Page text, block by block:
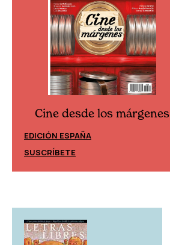
Cine desde los márgenes
EDICIÓN MÉXICO
SUSCRÍBETE